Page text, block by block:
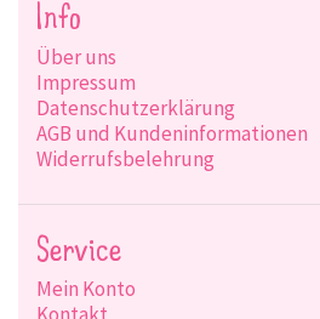
Info
Über uns
Impressum
Datenschutzerklärung
AGB und Kundeninformationen
Widerrufsbelehrung
Service
Mein Konto